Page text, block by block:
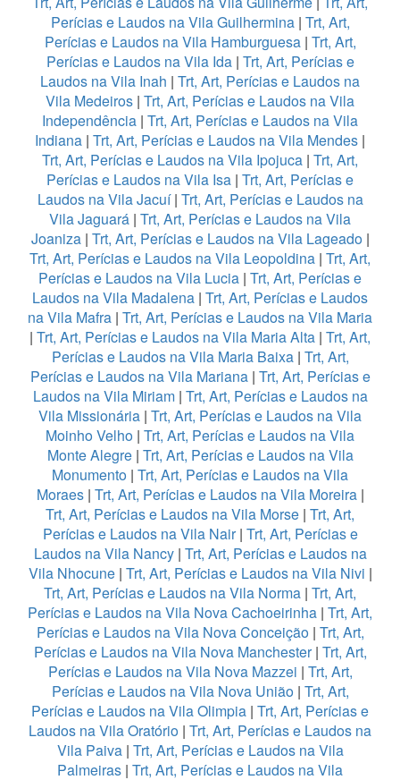
Perícias e Laudos na Vila Guilhermina| Trt, Art,
Perícias e Laudos na Vila Hamburguesa| Trt, Art,
Perícias e Laudos na Vila Ida| Trt, Art, Perícias e
Laudos na Vila Inah | Trt, Art, Perícias e Laudos na
Vila Medeiros | Trt, Art, Perícias e Laudos na Vila
Independência | Trt, Art, Perícias e Laudos na Vila
Indiana | Trt, Art, Perícias e Laudos na Vila Mendes |
Trt, Art, Perícias e Laudos na Vila Ipojuca | Trt, Art,
Perícias e Laudos na Vila Isa | Trt, Art, Perícias e
Laudos na Vila Jacuí| Trt, Art, Perícias e Laudos na
Vila Jaguará | Trt, Art, Perícias e Laudos na Vila
Joaniza| Trt, Art, Perícias e Laudos na Vila Lageado|
Trt, Art, Perícias e Laudos na Vila Leopoldina | Trt, Art,
Perícias e Laudos na Vila Lucia | Trt, Art, Perícias e
Laudos na Vila Madalena | Trt, Art, Perícias e Laudos
na Vila Mafra | Trt, Art, Perícias e Laudos na Vila Maria
| Trt, Art, Perícias e Laudos na Vila Maria Alta | Trt, Art,
Perícias e Laudos na Vila Maria Baixa| Trt, Art,
Perícias e Laudos na Vila Mariana| Trt, Art, Perícias e
Laudos na Vila Miriam| Trt, Art, Perícias e Laudos na
Vila Missionária | Trt, Art, Perícias e Laudos na Vila
Moinho Velho | Trt, Art, Perícias e Laudos na Vila
Monte Alegre| Trt, Art, Perícias e Laudos na Vila
Monumento | Trt, Art, Perícias e Laudos na Vila
Moraes| Trt, Art, Perícias e Laudos na Vila Moreira|
Trt, Art, Perícias e Laudos na Vila Morse | Trt, Art,
Perícias e Laudos na Vila Nair| Trt, Art, Perícias e
Laudos na Vila Nancy| Trt, Art, Perícias e Laudos na
Vila Nhocune| Trt, Art, Perícias e Laudos na Vila Nivi |
Trt, Art, Perícias e Laudos na Vila Norma | Trt, Art,
Perícias e Laudos na Vila Nova Cachoeirinha | Trt, Art,
Perícias e Laudos na Vila Nova Conceição| Trt, Art,
Perícias e Laudos na Vila Nova Manchester| Trt, Art,
Perícias e Laudos na Vila Nova Mazzei | Trt, Art,
Perícias e Laudos na Vila Nova União| Trt, Art,
Perícias e Laudos na Vila Olimpia | Trt, Art, Perícias e
Laudos na Vila Oratório | Trt, Art, Perícias e Laudos na
Vila Paiva| Trt, Art, Perícias e Laudos na Vila
Palmeiras | Trt, Art, Perícias e Laudos na Vila